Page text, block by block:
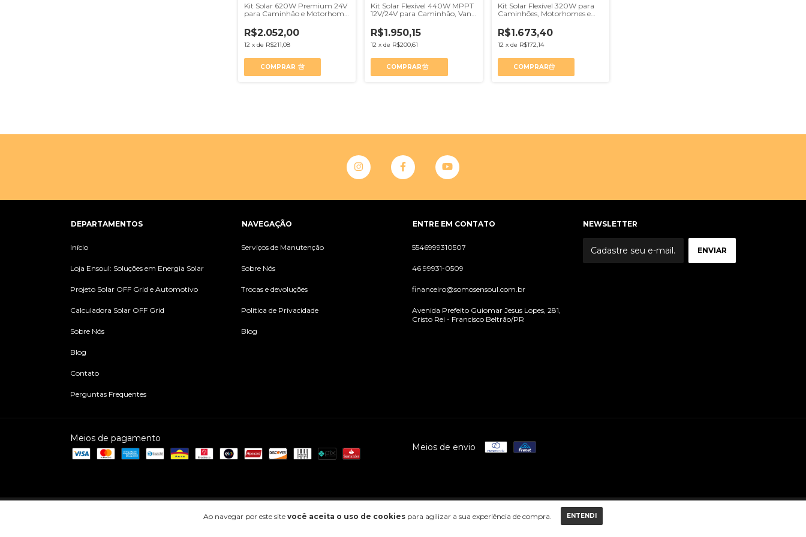
Ao navegar por este site você aceita o uso de cookies para agilizar a sua experiência de compra. ENTENDI
Kit Solar 620W Premium 24V
para Caminhão e Motorhome
R$2.052,00
12 x de R$211,08
COMPRAR
Kit Solar Flexível 440W MPPT
12V/24V para Caminhão, Van
R$1.950,15
12 xde R$200,61
Kit Solar Flexível 320W para
Caminhões, Motorhomes e
R$1.673,40
12 x de R$172,14
DEPARTAMENTOS
Início
Loja Ensoul: Soluções em Energia Solar
Projeto Solar OFF Grid e Automotivo
Calculadora Solar OFF Grid
Sobre Nós
Blog
Contato
Perguntas Frequentes
NAVEGAÇÃO
Serviços de Manutenção
Sobre Nós
Trocas e devoluções
Política de Privacidade
Blog
ENTRE EM CONTATO
5546999310507
46 99931-0509
financeiro@somosensoul.com.br
Avenida Prefeito Guiomar Jesus Lopes, 281,
Cristo Rei - Francisco Beltrão/PR
NEWSLETTER
Meios de pagamento
Meios de envio